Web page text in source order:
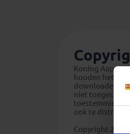
Koning Aap en
houden het
downloaden
niet
toestemming
ook te
Copyright 2018